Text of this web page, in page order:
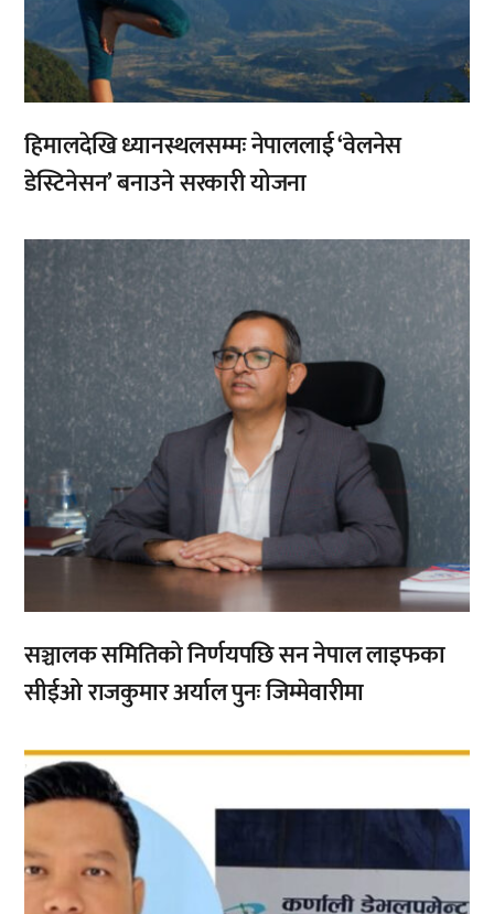
हिमालदेखि ध्यानस्थलसम्मः नेपाललाई ‘वेलनेस
डेस्टिनेसन’ बनाउने सरकारी योजना
सञ्चालक समितिको निर्णयपछि सन नेपाल लाइफका
सीईओ राजकुमार अर्याल पुनः जिम्मेवारीमा
,